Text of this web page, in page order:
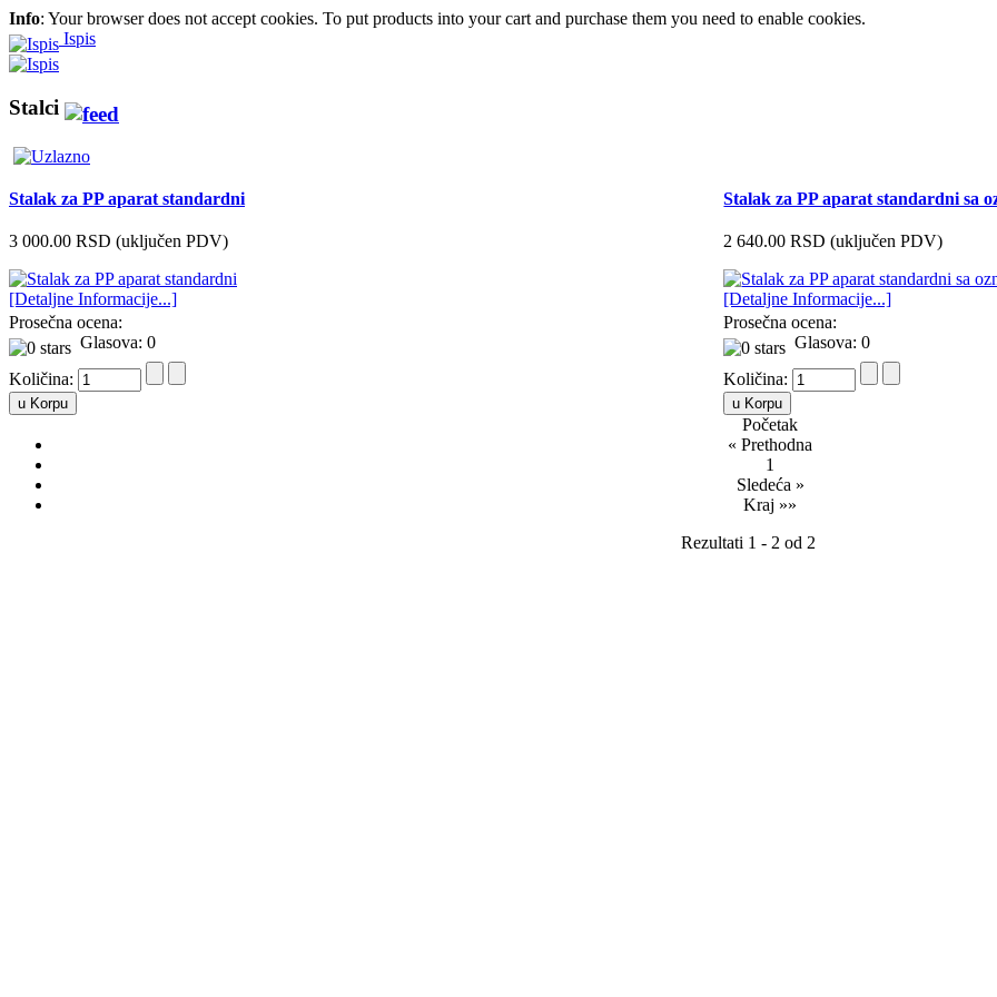
Info: Your browser does not accept cookies. To put products into your cart and purchase them you need to enable cookies.
Ispis
Stalci
Stalak za PP aparat standardni
3 000.00 RSD (uključen PDV)
[Detaljne Informacije...]
Prosečna ocena:
Glasova: 0
Količina:
Stalak za PP aparat standardni sa
2 640.00 RSD (uključen PDV)
[Detaljne Informacije...]
Prosečna ocena:
Glasova: 0
Količina:
Početak
« Prethodna
1
Sledeća »
Kraj »»
Rezultati 1 - 2 od 2